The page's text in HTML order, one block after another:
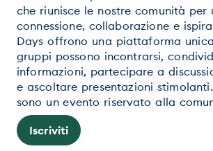
che riunisce le nostre comunità
connessione, collaborazione e
Days offrono una piattaforma
gruppi possono incontrarsi,
informazioni, partecipare a
e ascoltare presentazioni
sono un evento riservato alla
Iscriviti